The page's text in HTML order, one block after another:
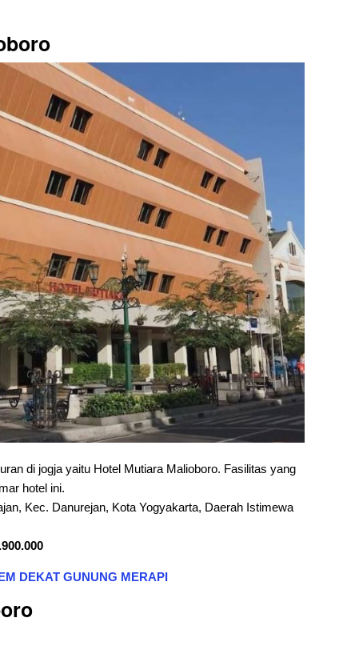
di jogja yaitu Hotel Mutiara Malioboro. Fasilitas yang
hotel ini.
Kec. Danurejan, Kota Yogyakarta, Daerah Istimewa
DEKAT GUNUNG MERAPI